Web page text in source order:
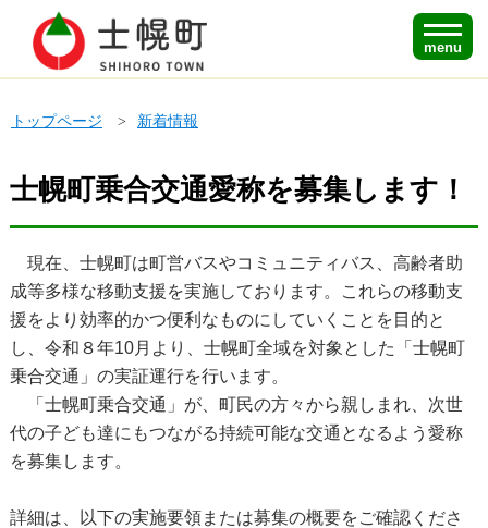
menu
トップページ 新着情報
士幌町乗合交通愛称を募集します！
現在、士幌町は町営バスやコミュニティバス、高齢者助
成等多様な移動支援を実施しております。これらの移動支
援をより効率的かつ便利なものにしていくことを目的と
し、令和８年10月より、士幌町全域を対象とした「士幌町
乗合交通」の実証運行を行います。
「士幌町乗合交通」が、町民の方々から親しまれ、次世
代の子ども達にもつながる持続可能な交通となるよう愛称
を募集します。
詳細は、以下の実施要領または募集の概要をご確認くださ